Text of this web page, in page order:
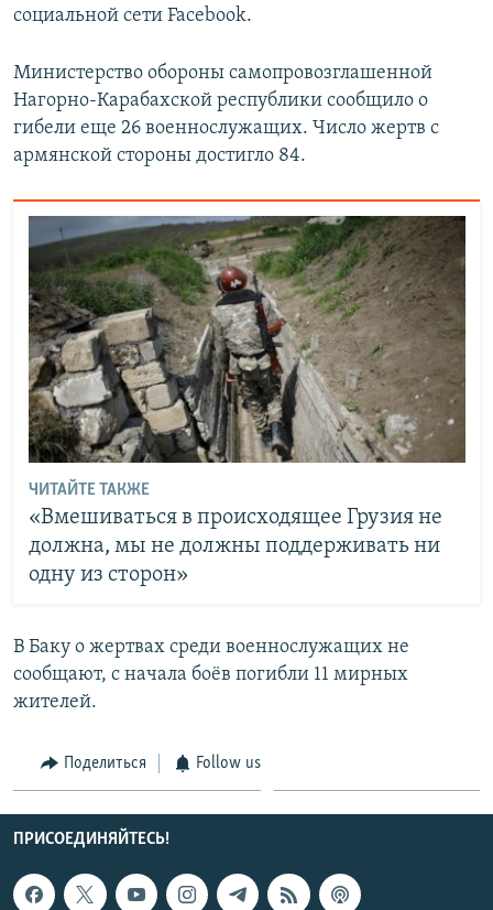
социальной сети Facebook.
Министерство обороны самопровозглашенной
Нагорно-Карабахской республики сообщило о
гибели еще 26 военнослужащих. Число жертв с
армянской стороны достигло 84.
ЧИТАЙТЕ ТАКЖЕ
«Вмешиваться в происходящее Грузия не
должна, мы не должны поддерживать ни
одну из сторон»
В Баку о жертвах среди военнослужащих не
сообщают, с начала боёв погибли 11 мирных
жителей.
Поделиться Follow us
ПРИСОЕДИНЯЙТЕСЬ!